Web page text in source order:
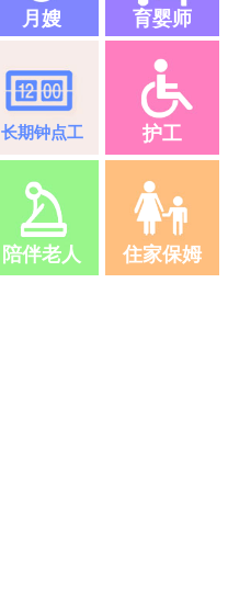
月嫂 育婴师
长期钟点工 护工
陪伴老人 住家保姆